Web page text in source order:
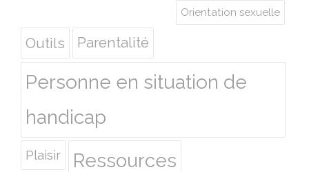
Orientation sexuelle
Outils Parentalité
Personne en situation de
handicap
Plaisir Ressources